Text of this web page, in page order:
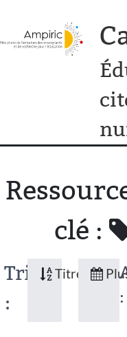
clé :
Tri
:
Titres
: